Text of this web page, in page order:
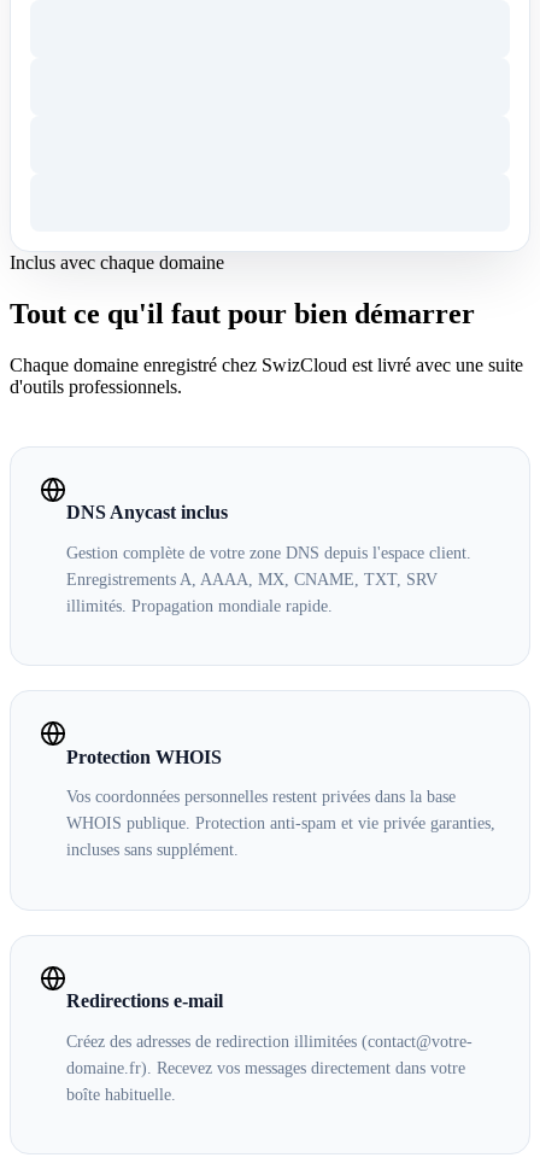
Inclus avec chaque domaine
Tout ce qu'il faut pour bien démarrer
Chaque domaine enregistré chez SwizCloud est livré avec une suite
d'outils professionnels.
DNS Anycast inclus
Gestion complète de votre zone DNS depuis l'espace client.
Enregistrements A, AAAA, MX, CNAME, TXT, SRV
illimités. Propagation mondiale rapide.
Protection WHOIS
Vos coordonnées personnelles restent privées dans la base
WHOIS publique. Protection anti-spam et vie privée garanties,
incluses sans supplément.
Redirections e-mail
Créez des adresses de redirection illimitées (contact@votre-
domaine.fr). Recevez vos messages directement dans votre
boîte habituelle.